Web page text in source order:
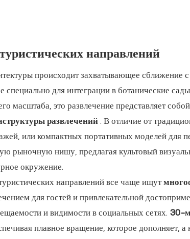
направлений
происходит захватывающее сближение
специально для интеграции в ботанические
масштаба, это развлечение представляет
развлечений. В отличие от
или компактных портативных моделей для
рыночную нишу, предлагая культовый
окружение.
направлений все чаще ищут
для гостей и привлекательной
и видимости в социальных сетях. 30-
плавное вращение, которое дополняет,